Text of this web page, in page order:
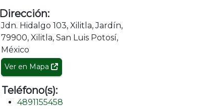
Dirección:
Jdn. Hidalgo 103, Xilitla, Jardín,
79900, Xilitla, San Luis Potosí,
México
Ver en Mapa
Teléfono(s):
4891155458